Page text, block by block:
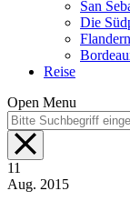
San
Die
Flandern
Reise
Open Menu
11
Aug. 2015